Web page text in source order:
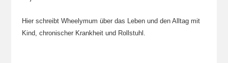
Hier schreibt Wheelymum über das Leben und den Alltag mit
Kind, chronischer Krankheit und Rollstuhl.